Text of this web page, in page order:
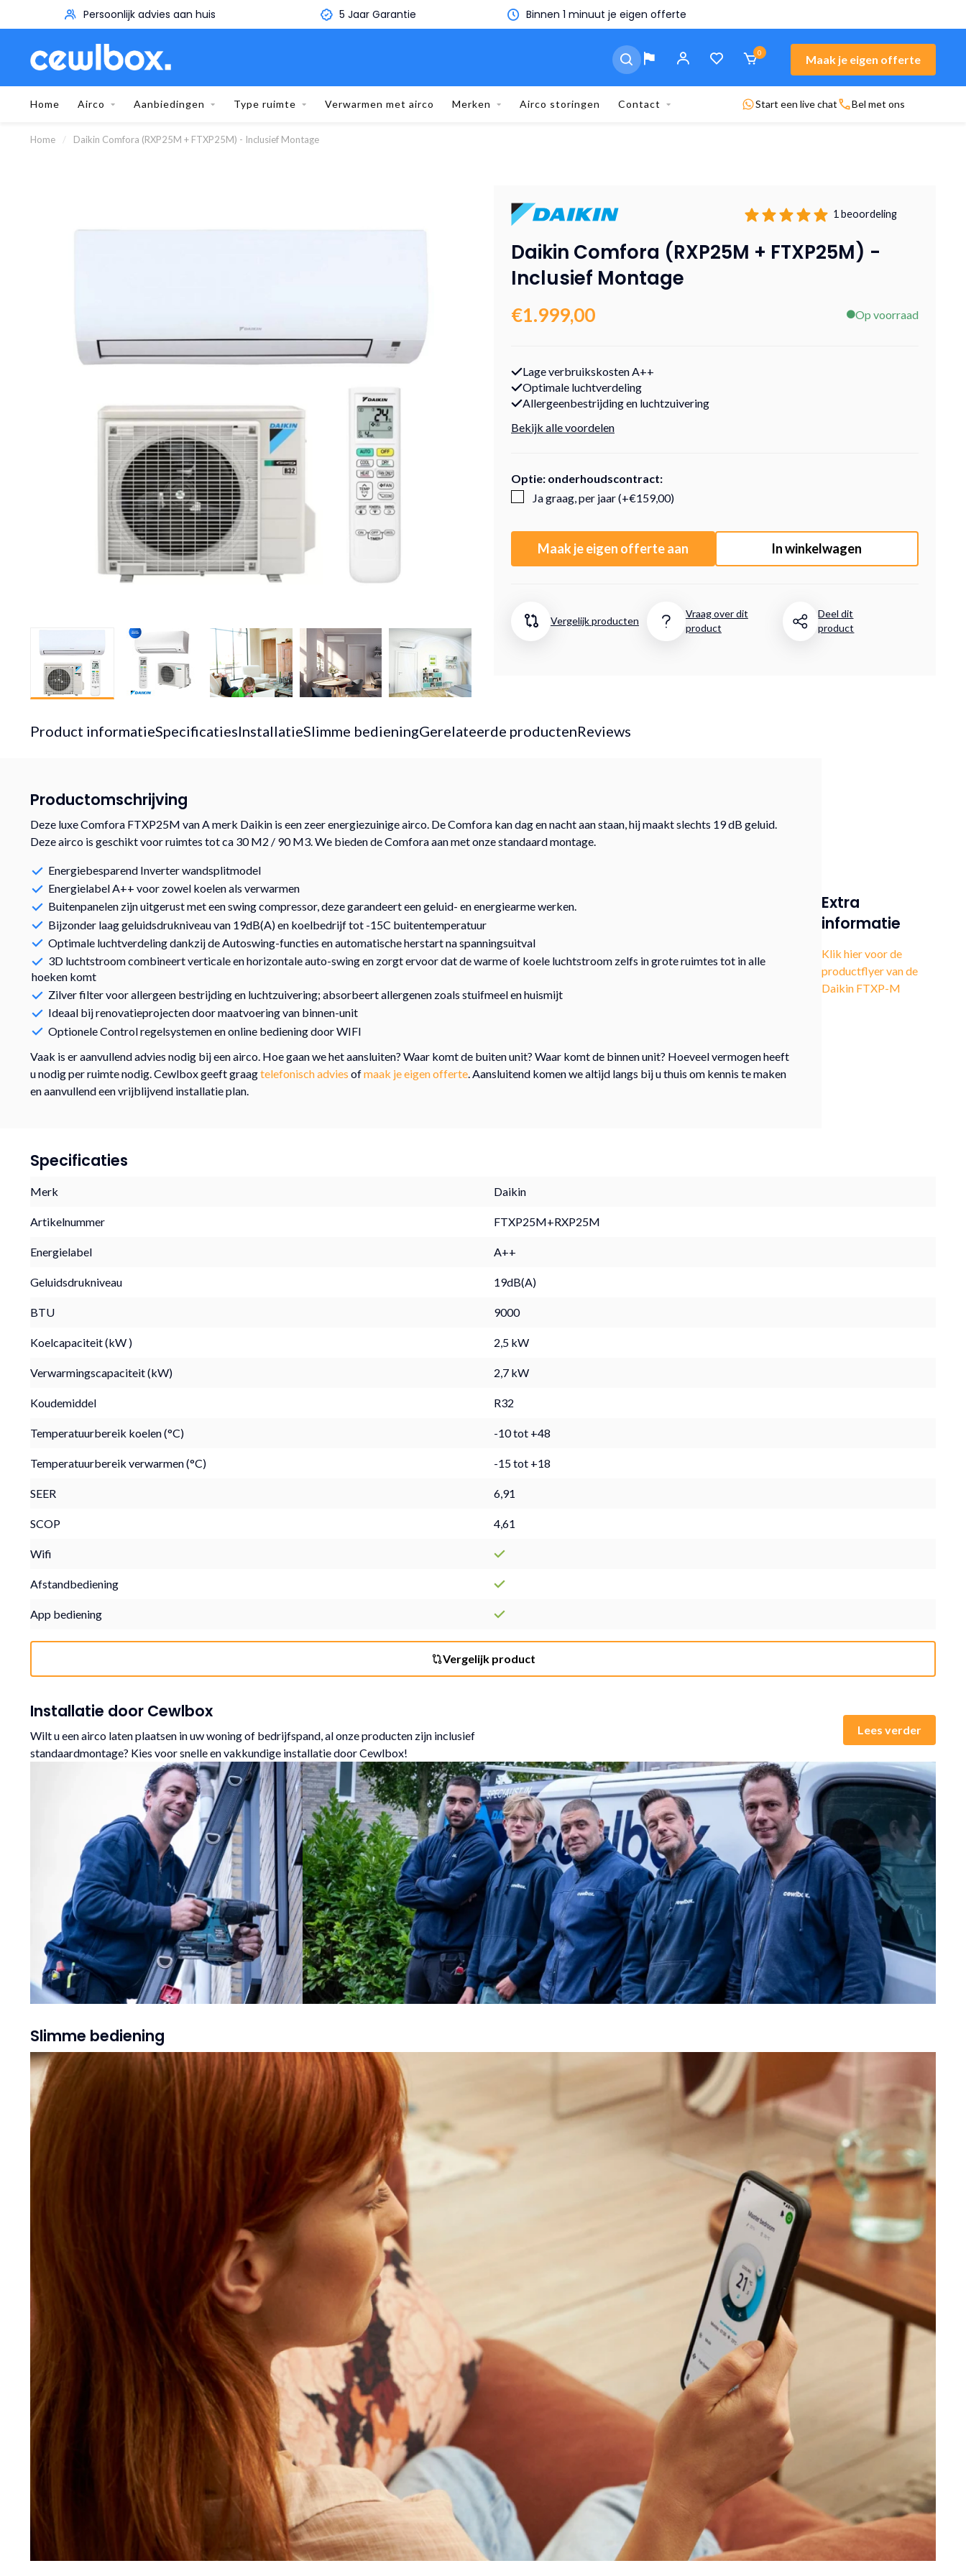
5 Jaar Garantie Binnen 1 minuut je eigen offerte
0 Maak je eigen offerte
Home Airco Aanbiedingen Type ruimte Verwarmen met airco Merken Airco storingen Contact Start een live chat Bel met ons
Home / Daikin Comfora (RXP25M + FTXP25M) - Inclusief Montage
1 beoordeling
Daikin Comfora (RXP25M + FTXP25M) -
Inclusief Montage
€1.999,00 Op voorraad
Lage verbruikskosten A++
Optimale luchtverdeling
Allergeenbestrijding en luchtzuivering
Bekijk alle voordelen
Optie: onderhoudscontract:
Ja graag, per jaar (+€159,00)
Maak je eigen offerte aan In winkelwagen
Vergelijk producten
Vraag over dit
product
Deel dit
product
Product informatieSpecificatiesInstallatieSlimme bedieningGerelateerde productenReviews
Productomschrijving
Deze luxe Comfora FTXP25M van A merk Daikin is een zeer energiezuinige airco. De Comfora kan dag en nacht aan staan, hij maakt slechts 19 dB geluid.
Deze airco is geschikt voor ruimtes tot ca 30 M2 / 90 M3. We bieden de Comfora aan met onze standaard montage.
Energiebesparend Inverter wandsplitmodel
Energielabel A++ voor zowel koelen als verwarmen
Buitenpanelen zijn uitgerust met een swing compressor, deze garandeert een geluid- en energiearme werken.
Bijzonder laag geluidsdrukniveau van 19dB(A) en koelbedrijf tot -15C buitentemperatuur
Optimale luchtverdeling dankzij de Autoswing-functies en automatische herstart na spanningsuitval
3D luchtstroom combineert verticale en horizontale auto-swing en zorgt ervoor dat de warme of koele luchtstroom zelfs in grote ruimtes tot in alle
hoeken komt
Zilver filter voor allergeen bestrijding en luchtzuivering; absorbeert allergenen zoals stuifmeel en huismijt
Ideaal bij renovatieprojecten door maatvoering van binnen-unit
Optionele Control regelsystemen en online bediening door WIFI
Vaak is er aanvullend advies nodig bij een airco. Hoe gaan we het aansluiten? Waar komt de buiten unit? Waar komt de binnen unit? Hoeveel vermogen heeft
u nodig per ruimte nodig. Cewlbox geeft graagtelefonisch advies ofmaak je eigen offerte . Aansluitend komen we altijd langs bij u thuis om kennis te maken
en aanvullend een vrijblijvend installatie plan.
Extra
informatie
Klik hier voor de
productflyer van de
Daikin FTXP-M
Specificaties
Merk Daikin
Artikelnummer FTXP25M+RXP25M
Energielabel A++
Geluidsdrukniveau 19dB(A)
BTU 9000
Koelcapaciteit (kW ) 2,5 kW
Verwarmingscapaciteit (kW) 2,7 kW
Koudemiddel R32
Temperatuurbereik koelen (°C) -10 tot +48
Temperatuurbereik verwarmen (°C) -15 tot +18
SEER 6,91
SCOP 4,61
Wifi
Afstandbediening
App bediening
Vergelijk product
Installatie door Cewlbox
Wilt u een airco laten plaatsen in uw woning of bedrijfspand, al onze producten zijn inclusief
standaardmontage? Kies voor snelle en vakkundige installatie door Cewlbox!
Lees verder
Slimme bediening